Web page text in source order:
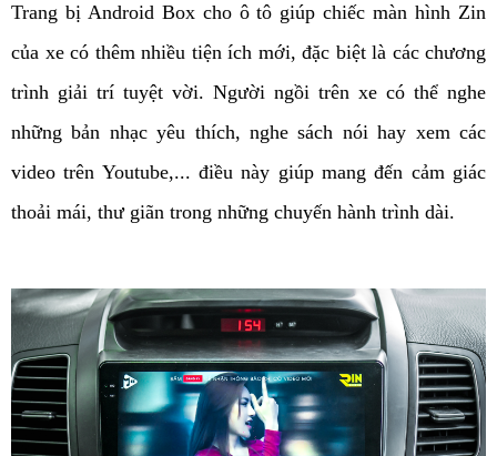
Trang bị Android Box cho ô tô giúp chiếc màn hình Zin
của xe có thêm nhiều tiện ích mới, đặc biệt là các chương
trình giải trí tuyệt vời. Người ngồi trên xe có thể nghe
những bản nhạc yêu thích, nghe sách nói hay xem các
video trên Youtube,... điều này giúp mang đến cảm giác
thoải mái, thư giãn trong những chuyến hành trình dài.